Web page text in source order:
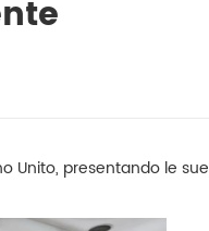
Unito, presentando le sue